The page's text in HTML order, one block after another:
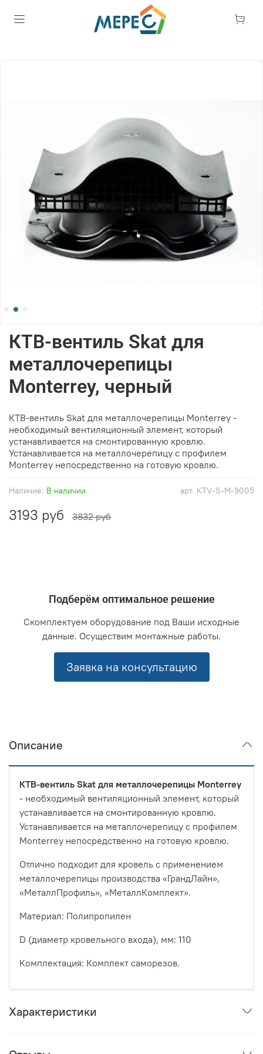
арт. KTV-S-M-9005
Наличие: В наличии
КТВ-вентиль Skat для
металлочерепицы
Monterrey, черный
3193 руб 3832 руб
КТВ-вентиль Skat для металлочерепицы Monterrey -
необходимый вентиляционный элемент, который
устанавливается на смонтированную кровлю.
Устанавливается на металлочерепицу с профилем
Monterrey непосредственно на готовую кровлю.
Подберём оптимальное решение
Скомплектуем оборудование под Ваши исходные
данные. Осуществим монтажные работы.
Заявка на консультацию
Описание
КТВ-вентиль Skat для металлочерепицы Monterrey
- необходимый вентиляционный элемент, который
устанавливается на смонтированную кровлю.
Устанавливается на металлочерепицу с профилем
Monterrey непосредственно на готовую кровлю.
Отлично подходит для кровель с применением
металлочерепицы производства «ГрандЛайн»,
«МеталлПрофиль», «МеталлКомплект».
Материал: Полипропилен
D (диаметр кровельного входа), мм: 110
Комплектация: Комплект саморезов.
Характеристики